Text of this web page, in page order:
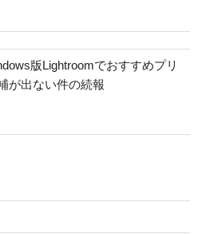
版Lightroomでおすすめプリ
が出ない件の続報